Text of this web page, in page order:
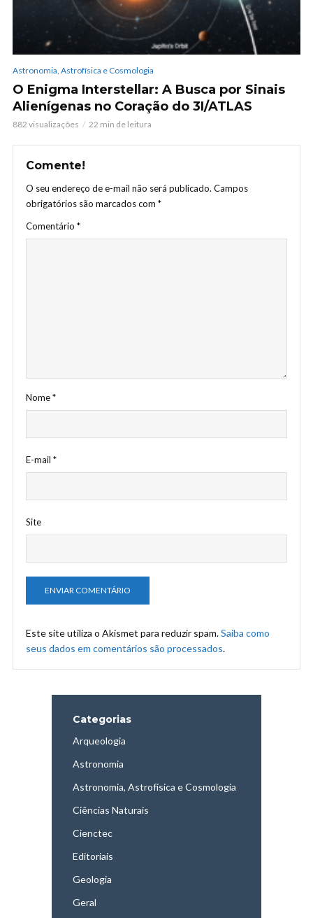
Astronomia, Astrofísica e Cosmologia
O Enigma Interstellar: A Busca por Sinais
Alienígenas no Coração do 3I/ATLAS
882 visualizações 22 min de leitura
Comente!
O seu endereço de e-mail não será publicado. Campos
obrigatórios são marcados com *
Comentário *
Nome*
E-mail *
Site
Este site utiliza o Akismet para reduzir spam.Saiba como
seus dados em comentários são processados.
Categorias
Arqueologia
Astronomia
Astronomia, Astrofísica e Cosmologia
Ciências Naturais
Cienctec
Editoriais
Geologia
Geral